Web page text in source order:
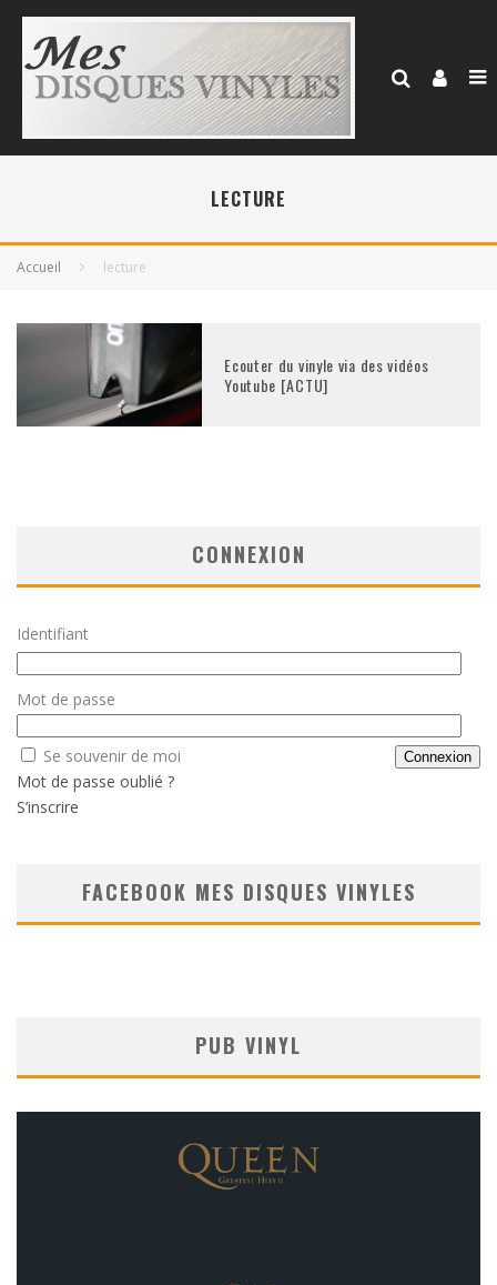
LECTURE
Accueil lecture
Ecouter du vinyle via des vidéos
Youtube [ACTU]
CONNEXION
Identifiant
Mot de passe
Se souvenir de moi
Mot de passe oublié ?
S’inscrire
FACEBOOK MES DISQUES VINYLES
PUB VINYL